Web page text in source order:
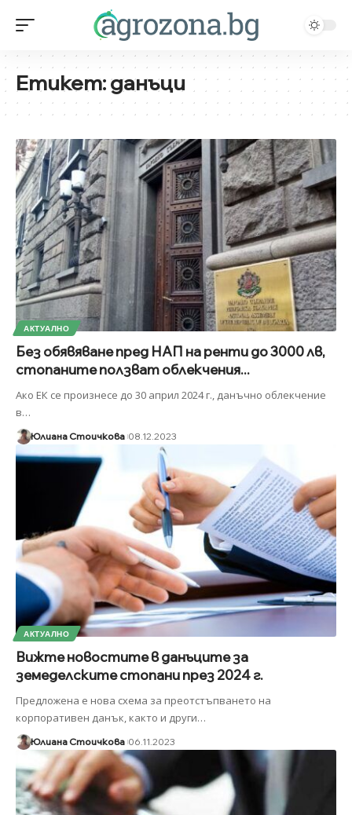
Етикет:данъци
АКТУАЛНО
Без обявяване пред НАП на ренти до 3000 лв,
стопаните ползват облекчения...
Ако ЕК се произнесе до 30 април 2024 г., данъчно облекчение
в…
Юлиана Стоичкова 08.12.2023
АКТУАЛНО
Вижте новостите в данъците за
земеделските стопани през 2024 г.
Предложена е нова схема за преотстъпването на
корпоративен данък, както и други…
Юлиана Стоичкова 06.11.2023